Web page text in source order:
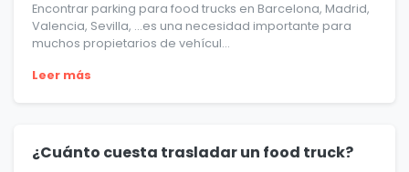
Encontrar parking para food trucks en Barcelona, Madrid,
Valencia, Sevilla, …es una necesidad importante para
muchos propietarios de vehícul...
Leer más
¿Cuánto cuesta trasladar un food truck?